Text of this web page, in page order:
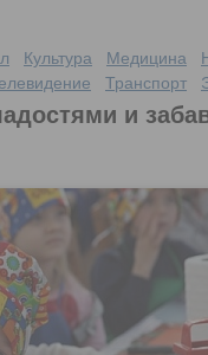
Культура Медицина
Транспорт
и